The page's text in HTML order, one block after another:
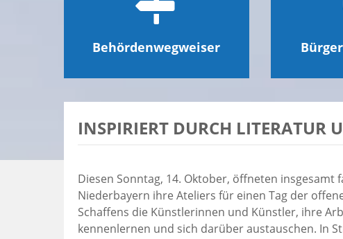
Behördenwegweiser
INSPIRIERT DURCH LITERATUR
Diesen Sonntag, 14. Oktober, öffneten
Niederbayern ihre Ateliers für einen Tag der
Schaffens die Künstlerinnen und Künstler, ihre
kennenlernen und sich darüber austauschen. In